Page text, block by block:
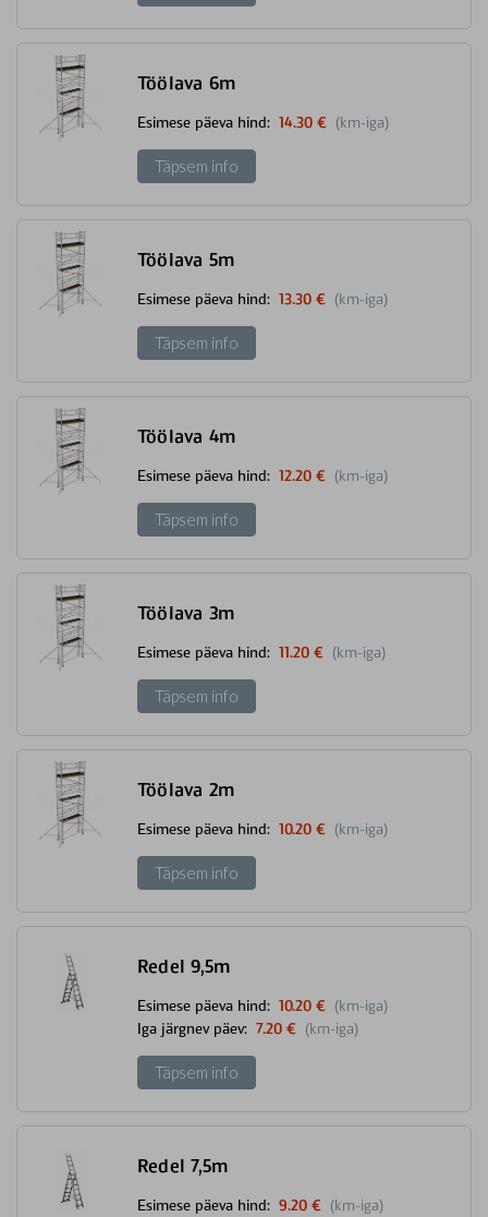
Töölava 6m
Esimese päeva hind: 14.30 € (km-iga)
Täpsem info
Töölava 5m
Esimese päeva hind: 13.30 € (km-iga)
Täpsem info
Töölava 4m
Esimese päeva hind: 12.20 € (km-iga)
Täpsem info
Töölava 3m
Esimese päeva hind: 11.20 € (km-iga)
Täpsem info
Töölava 2m
Esimese päeva hind: 10.20 € (km-iga)
Täpsem info
Redel 9,5m
Esimese päeva hind: 10.20 € (km-iga)
Iga järgnev päev: 7.20 € (km-iga)
Täpsem info
Redel 7,5m
Esimese päeva hind: 9.20 € (km-iga)